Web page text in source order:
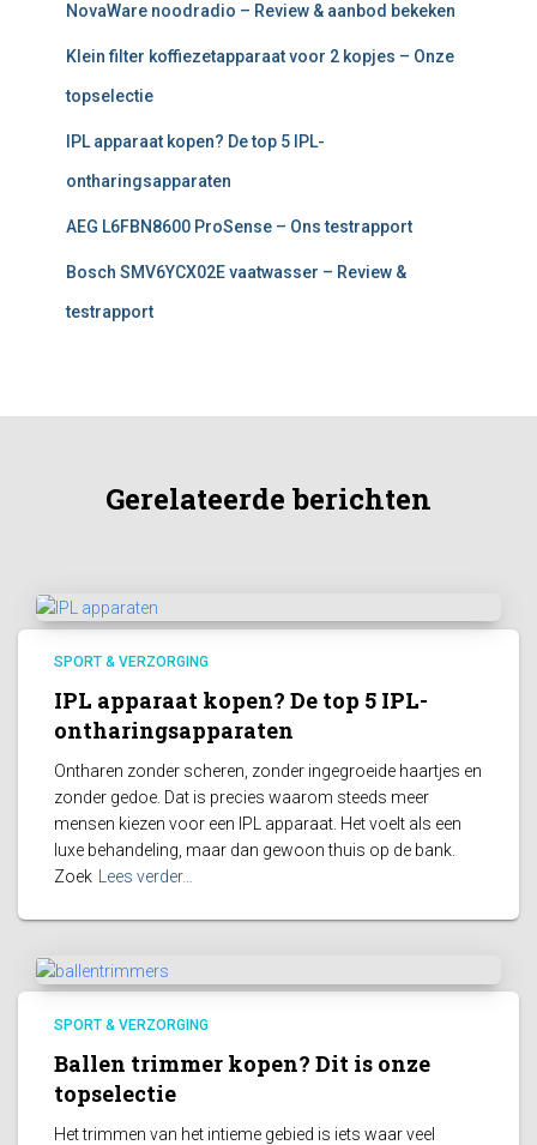
NovaWare noodradio – Review & aanbod bekeken
Klein filter koffiezetapparaat voor 2 kopjes – Onze
topselectie
IPL apparaat kopen? De top 5 IPL-
ontharingsapparaten
AEG L6FBN8600 ProSense – Ons testrapport
Bosch SMV6YCX02E vaatwasser – Review &
testrapport
Gerelateerde berichten
SPORT & VERZORGING
IPL apparaat kopen? De top 5 IPL-
ontharingsapparaten
Ontharen zonder scheren, zonder ingegroeide haartjes en
zonder gedoe. Dat is precies waarom steeds meer
mensen kiezen voor een IPL apparaat. Het voelt als een
luxe behandeling, maar dan gewoon thuis op de bank.
Zoek Lees verder…
SPORT & VERZORGING
Ballen trimmer kopen? Dit is onze
topselectie
Het trimmen van het intieme gebied is iets waar veel